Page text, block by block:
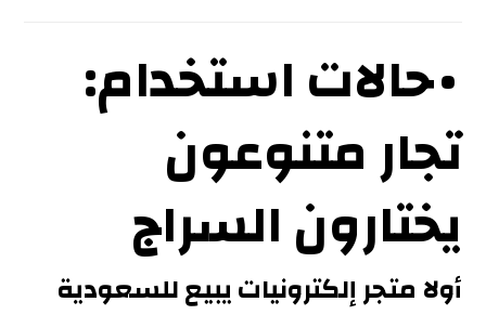
• حالات استخدام:
تجار متنوعون
يختارون السراج
أولا متجر إلكترونيات يبيع للسعودية